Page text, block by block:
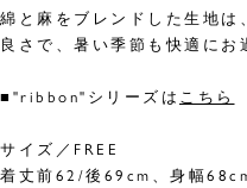
綿と麻をブレンドした生地は
良さで、暑い季節も快適にお
■"ribbon"シリーズは こちら
サイズ／FREE
着丈前62/後69cm、身幅